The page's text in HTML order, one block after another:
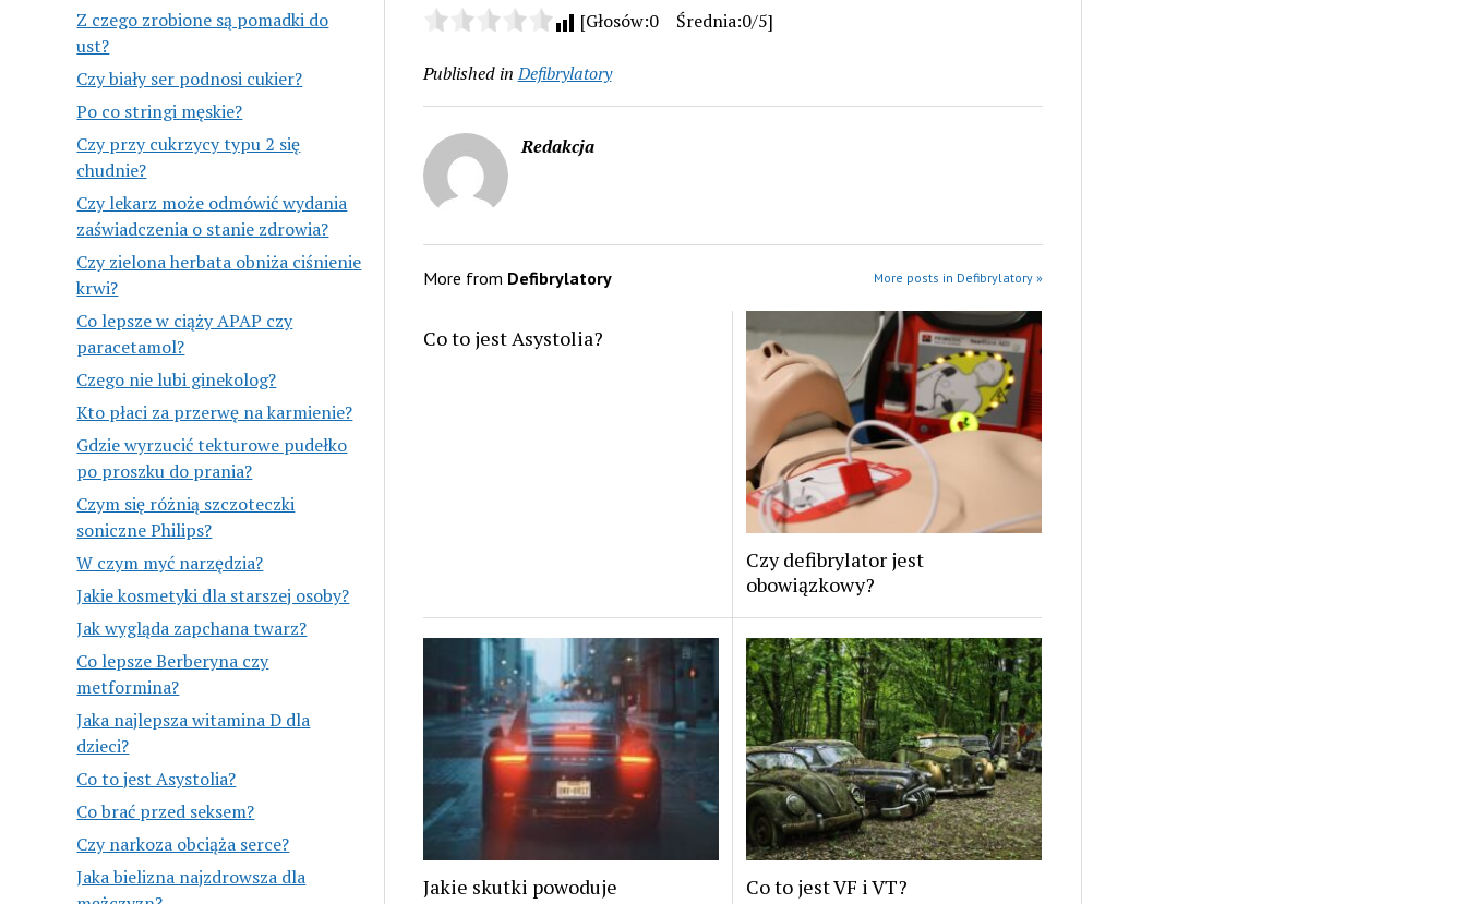
Z czego zrobione są pomadki do
ust?
Czy biały ser podnosi cukier?
Po co stringi męskie?
Czy przy cukrzycy typu 2 się
chudnie?
Czy lekarz może odmówić wydania
zaświadczenia o stanie zdrowia?
Czy zielona herbata obniża ciśnienie
krwi?
Co lepsze w ciąży APAP czy
paracetamol?
Czego nie lubi ginekolog?
Kto płaci za przerwę na karmienie?
Gdzie wyrzucić tekturowe pudełko
po proszku do prania?
Czym się różnią szczoteczki
soniczne Philips?
W czym myć narzędzia?
Jakie kosmetyki dla starszej osoby?
Jak wygląda zapchana twarz?
Co lepsze Berberyna czy
metformina?
Jaka najlepsza witamina D dla
dzieci?
Co to jest Asystolia?
Co brać przed seksem?
Czy narkoza obciąża serce?
Jaka bielizna najzdrowsza dla
[Głosów:0 Średnia:0/5]
Published in Defibrylatory
Redakcja
More from Defibrylatory More posts in Defibrylatory »
Co to jest Asystolia?
Czy defibrylator jest
obowiązkowy?
Jakie skutki powoduje
Co to jest VF i VT?